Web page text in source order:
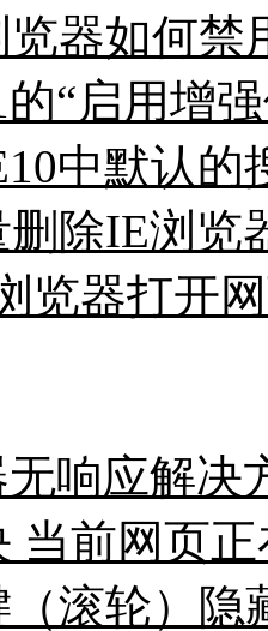
器如何禁
的“启用增
中默认的
除IE浏览
览器打开
响应解决
当前网页
（滚轮）隐